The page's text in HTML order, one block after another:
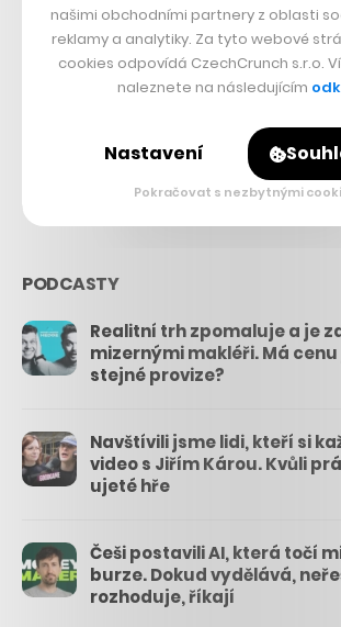
56.4k
PODCASTY
Realitní trh zpomaluje a je
mizernými makléři. Má
stejné provize?
Navštívili jsme lidi, kteří si
video s Jiřím Károu. Kvůli
ujeté hře
Češi postavili AI, která točí
burze. Dokud vydělává,
rozhoduje, říkají
našimi obchodními partnery z oblasti
reklamy a analytiky. Za tyto webové
cookies odpovídá CzechCrunch s.r.o.
naleznete na následujícím
Nastavení
Pokračovat s nezbytnými